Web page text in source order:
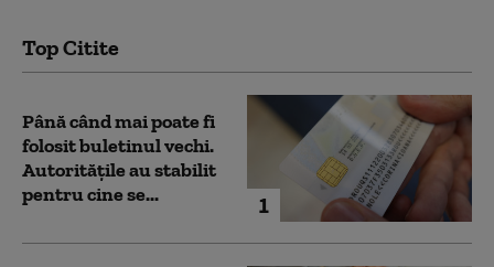
Top Citite
1
Până când mai poate fi
folosit buletinul vechi.
Autoritățile au stabilit
pentru cine se...